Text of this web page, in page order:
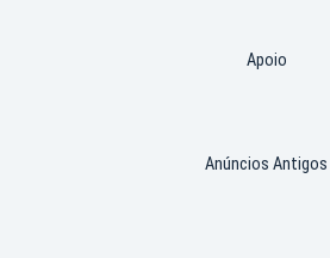
Apoio
Anúncios Antigos